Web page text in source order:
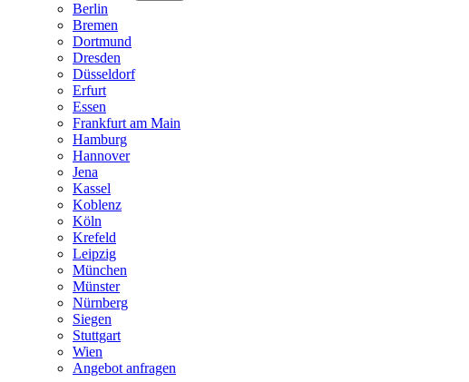
Berlin
Bremen
Dortmund
Dresden
Düsseldorf
Erfurt
Essen
Frankfurt am Main
Hamburg
Hannover
Jena
Kassel
Koblenz
Köln
Krefeld
Leipzig
München
Münster
Nürnberg
Siegen
Stuttgart
Wien
Angebot anfragen